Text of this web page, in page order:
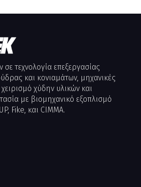
σε τεχνολογία επεξεργασίας
και κονιαμάτων, μηχανικές
χύδην υλικών και
με βιομηχανικό εξοπλισμό
Fike, και CIMMA.